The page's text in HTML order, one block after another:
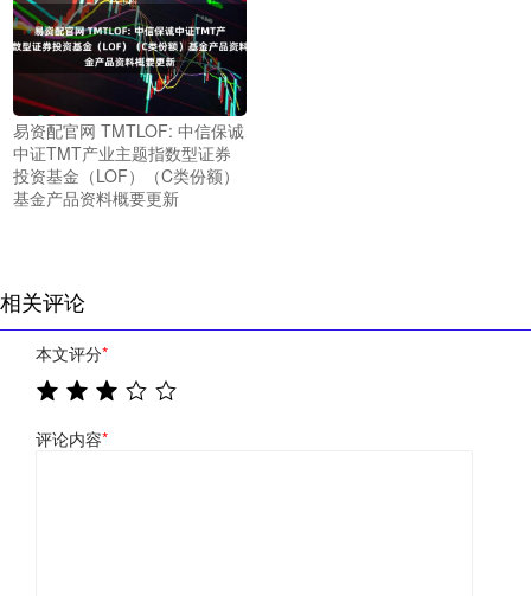
易资配官网 TMTLOF: 中信保诚
中证TMT产业主题指数型证券
投资基金（LOF）（C类份额）
基金产品资料概要更新
相关评论
本文评分*
评论内容*